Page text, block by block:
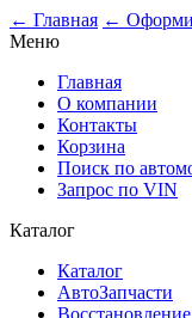
← Главная ←
Меню
Главная
О компании
Контакты
Корзина
Поиск по
Запрос по VIN
Каталог
Каталог
АвтоЗапчасти